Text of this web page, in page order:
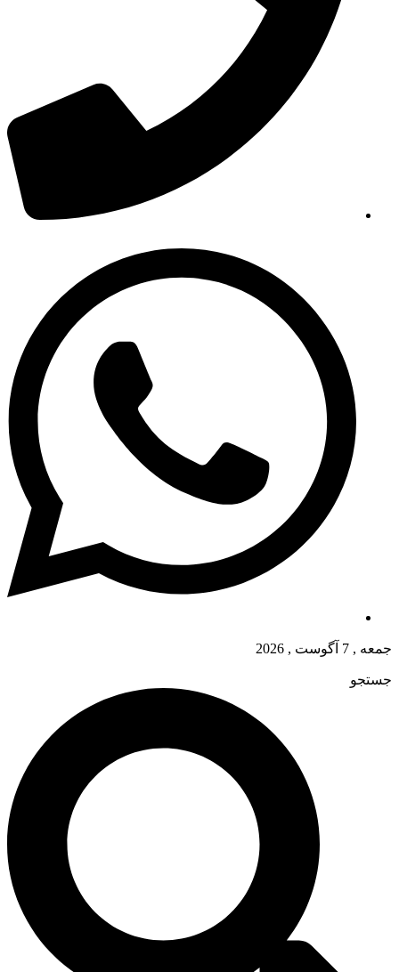
جمعه , 7 آگوست , 2026
جستجو